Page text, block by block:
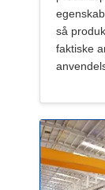
så
faktiske